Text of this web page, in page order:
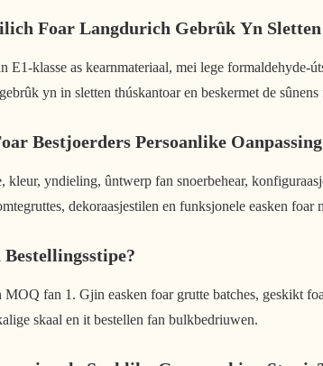
Foar Langdurich Gebrûk Yn Sletten
klasse as kearnmateriaal, mei lege formaldehyde-
yn in sletten thúskantoar en beskermet de
Bestjoerders Persoanlike
kleur, yndieling, ûntwerp fan snoerbehear,
dekoraasjestilen en funksjonele easken foar
fan 1. Gjin easken foar grutte batches, geskikt
skaal en it bestellen fan bulkbedriuwen.